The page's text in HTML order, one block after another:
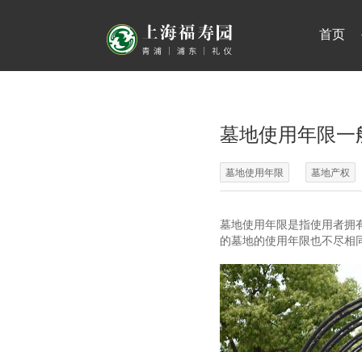
首页
墓地使用年限一
墓地使用年限 墓地产权
墓地使用年限是指使用者拥
的墓地的使用年限也不尽相